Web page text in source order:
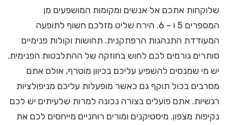
שלוקחות אתכם אל אנשים ומקומות המושפעים מן
המספרים 5 ו – 6. הירח שליט מזלכם חשוף לתופעה
המעודדת התנהגות הרפתקנית. תחושות וקולות פנימיים
סותרים גורמים לכם לחוש בחוזקה של ההתלבטות הפנימית.
יש מי שמנסים להשפיע עליכם בכיוון מוטרף, אולם אתם
מסרבים בכול תוקף גם כאשר מופעלות עליכם מניפולציות
רגשיות. אתם פועלים בצורה נכונה למרות שלעיתים יש לכם
נקיפות מצפון. מיסטיקנים ומורים רוחניים מייחסים לכם את